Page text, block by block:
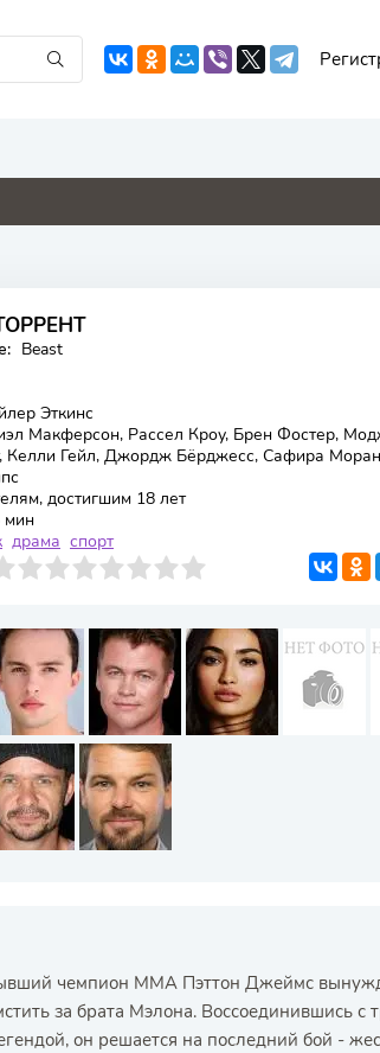
0 9
Beast
Эткинс
Макферсон, Рассел Кроу, Брен Фостер,
Келли Гейл, Джордж Бёрджесс, Сафира
достигшим 18 лет
мин
драма спорт
8 9 10
чемпион MMA Пэттон Джеймс
за брата Мэлона. Воссоединившись с
он решается на последний бой -